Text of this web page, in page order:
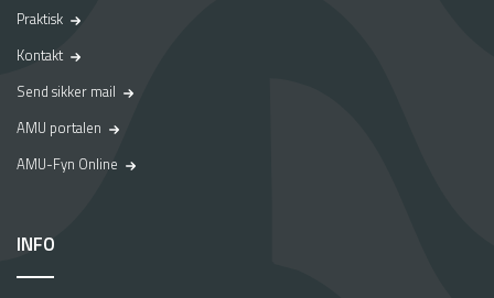
Praktisk
Kontakt
Send sikker mail
AMU portalen
AMU-Fyn Online
INFO